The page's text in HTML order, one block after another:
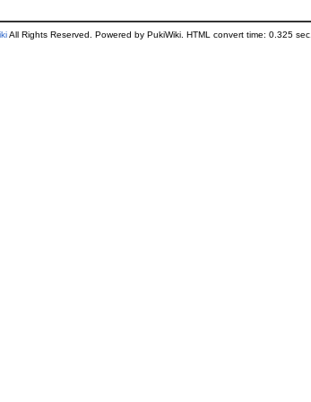
All Rights Reserved. Powered by PukiWiki. HTML convert time: 0.325 sec.